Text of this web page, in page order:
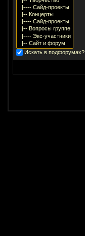
Искать в подфорумах?